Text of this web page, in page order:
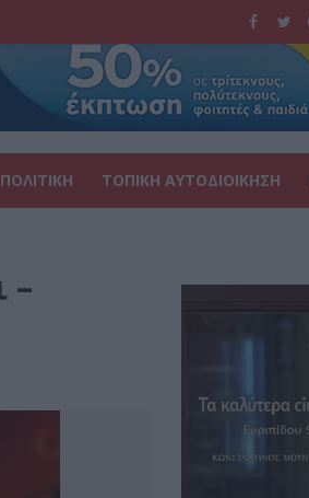
ΠΟΛΙΤΙΚΗ ΤΟΠΙΚΗ ΑΥΤΟΔΙΟΙΚΗΣΗ
–